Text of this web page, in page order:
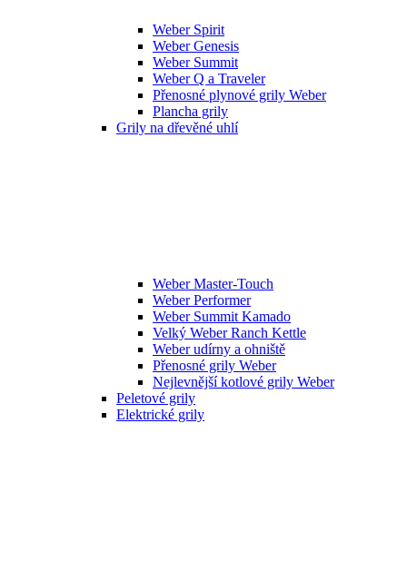
Weber Spirit
Weber Genesis
Weber Summit
Weber Q a Traveler
Přenosné plynové grily Weber
Plancha grily
Grily na dřevěné uhlí
Weber Master-Touch
Weber Performer
Weber Summit Kamado
Velký Weber Ranch Kettle
Weber udírny a ohniště
Přenosné grily Weber
Nejlevnější kotlové grily Weber
Peletové grily
Elektrické grily